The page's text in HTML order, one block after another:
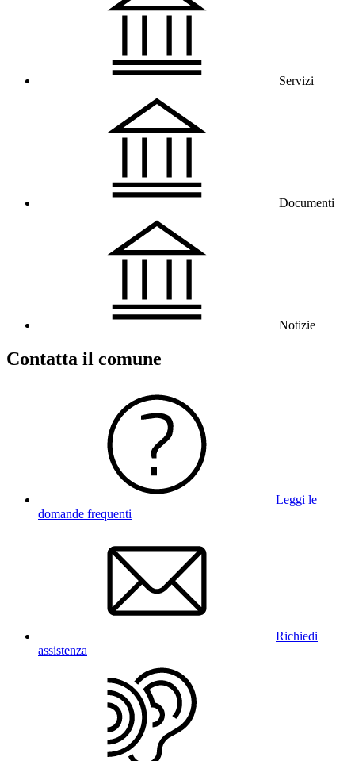
Servizi
Documenti
Notizie
Contatta il comune
Leggi le
domande frequenti
Richiedi
assistenza